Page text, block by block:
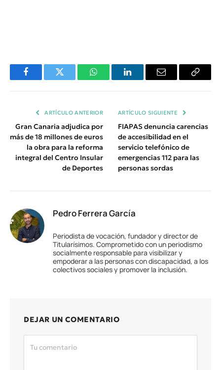
FacebookTwitter WhatsAppLinkedInEmail
Copiar
ARTÍCULO ANTERIOR
Gran Canaria adjudica por
más de 18 millones de euros
la obra para la reforma
integral del Centro Insular
de Deportes
ARTÍCULO SIGUIENTE
FIAPAS denuncia carencias
de accesibilidad en el
servicio telefónico de
emergencias 112 para las
personas sordas
Pedro Ferrera García
Periodista de vocación, fundador y director de
Titularísimos. Comprometido con un periodismo
socialmente responsable para visibilizar y
empoderar a las personas con discapacidad, a los
colectivos sociales y promover la inclusión.
DEJAR UN COMENTARIO